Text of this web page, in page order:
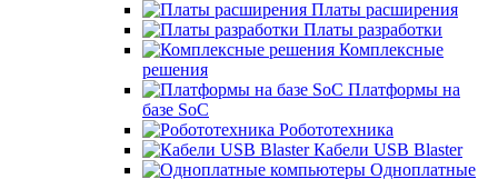
Платы расширения
Платы разработки
Комплексные
решения
Платформы на
базе SoC
Робототехника
Кабели USB Blaster
Одноплатные